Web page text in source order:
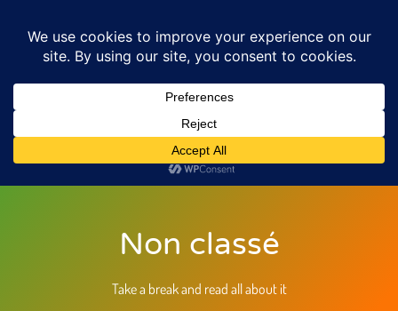
Non classé
Take a break and read all about it